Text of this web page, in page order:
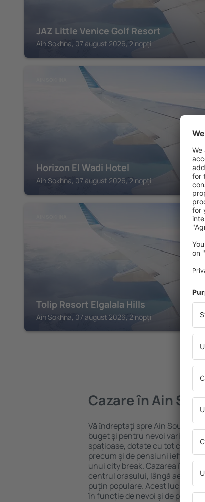
JAZ Little Venice Golf Resort
Ain Sokhna, 07 august 2026, 2 nopți
Horizon El Wadi Hotel
Ain Sokhna, 07 august 2026, 2 nopți
Tolip Resort Elgalala Hills
Ain Sokhna, 07 august 2026, 2 nopți
Cazare în Ain
Vă ȋndreptaţi spre Ain
buget şi pentru nevoi variate.
spațioase, dotate cu tot
precum și de pensiuni ieftine
unui city break. Cazarea în Ain
centrul orașului, lângă
puțin populare. Acest lucru vă
în funcție de nevoi și de